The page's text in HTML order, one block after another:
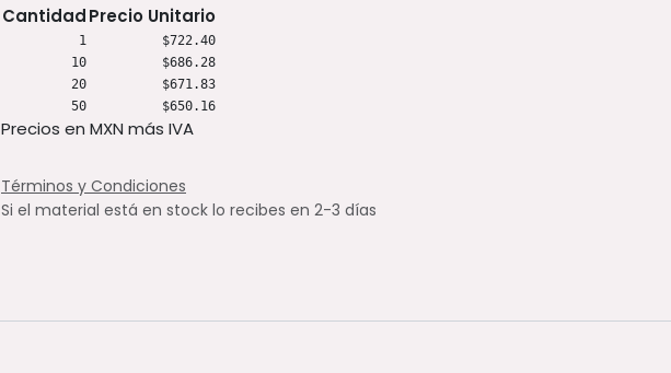
CantidadPrecio Unitario
1
$722.40
10
$686.28
20
$671.83
50
$650.16
Precios en MXN más IVA
Términos y Condiciones
Si el material está en stock lo recibes en 2-3 días